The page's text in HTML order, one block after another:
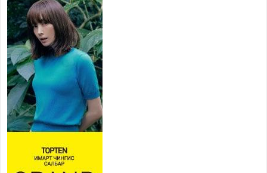
байгууллагууд дараах
хуваарийн дагуу ажиллана
2026 оны 7 сар 15 / 11 цаг 18 минут
Үндэсний их баяр наадам
эхэллээ
2026 оны 7 сар 15 / 11 цаг 14 минут
Үер усны аюулаас сэргийлж, нийслэлийн Онцгой
байдлын газрын 162 алба хаагч үүрэг гүйцэтгэж
байна
2026 оны 7 сар 15 / 11 цаг 07 минут
Үндэсний их сурын харваанд 850 харваач цэц
мэргэнээ сорьж байна